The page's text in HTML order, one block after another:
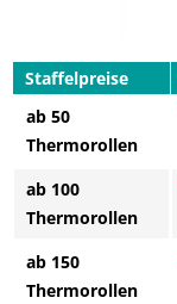
Staffelpreise
ab 50
Thermorollen
ab 100
Thermorollen
ab 150
Thermorollen